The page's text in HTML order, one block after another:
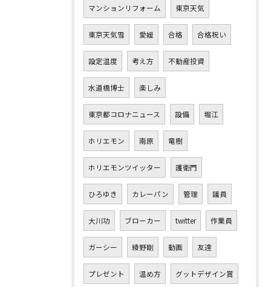
マンションリフォーム 東京天気
東京天気雪 愛媛 合格 合格祝い
設定温度 考え方 不動産投資
水道橋博士 楽しみ
東京都コロナニュース 設備 堀江
ホリエモン 南原 竜樹
ホリエモンツイッター 護衛門
ひろゆき カレーパン 管理 議員
大川功 ブローカー twitter 作業員
ガーシー 綾野剛 動画 友達
プレゼント 温め方 グットデザイン賞